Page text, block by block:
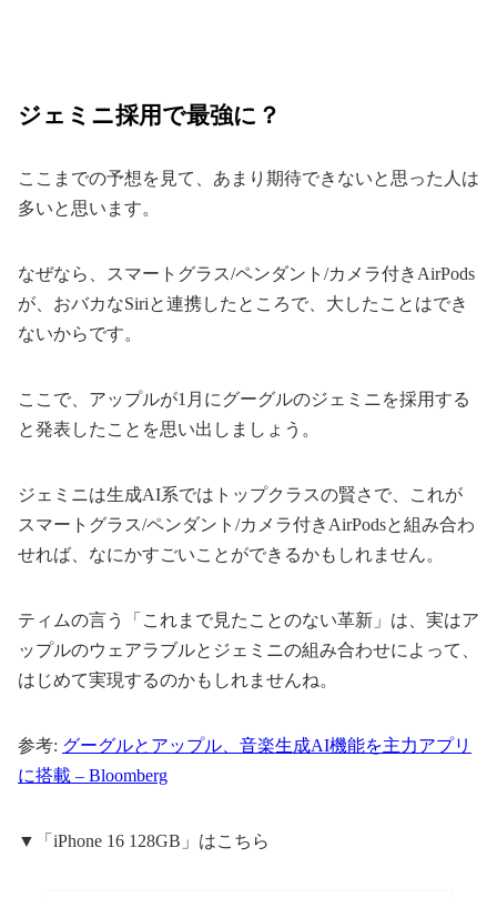
ジェミニ採用で最強に？
ここまでの予想を見て、あまり期待できないと思った人は
多いと思います。
なぜなら、スマートグラス/ペンダント/カメラ付きAirPods
が、おバカなSiriと連携したところで、大したことはでき
ないからです。
ここで、アップルが1月にグーグルのジェミニを採用する
と発表したことを思い出しましょう。
ジェミニは生成AI系ではトップクラスの賢さで、これが
スマートグラス/ペンダント/カメラ付きAirPodsと組み合わ
せれば、なにかすごいことができるかもしれません。
ティムの言う「これまで見たことのない革新」は、実はア
ップルのウェアラブルとジェミニの組み合わせによって、
はじめて実現するのかもしれませんね。
参考: グーグルとアップル、音楽生成AI機能を主力アプリ
に搭載 – Bloomberg
▼「iPhone 16 128GB」はこちら